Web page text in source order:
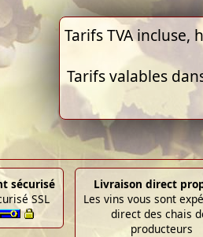
Tarifs TVA
Tarifs valables
sécurisé
SSL
Livraison direct
Les vins vous sont
direct des chais
producteurs